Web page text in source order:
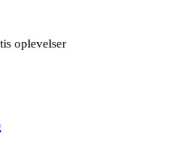
oplevelser